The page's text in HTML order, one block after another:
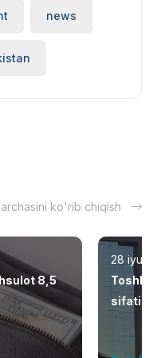
news
ko'rib chiqish
8,5
28 iyul